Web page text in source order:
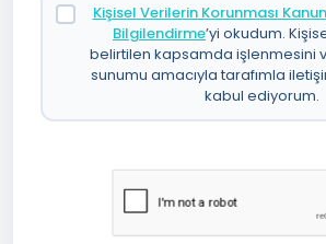
Kişisel Verilerin Korunması
Bilgilendirme’yi okudum.
belirtilen kapsamda işlenmesini
sunumu amacıyla tarafımla
kabul ediyorum.